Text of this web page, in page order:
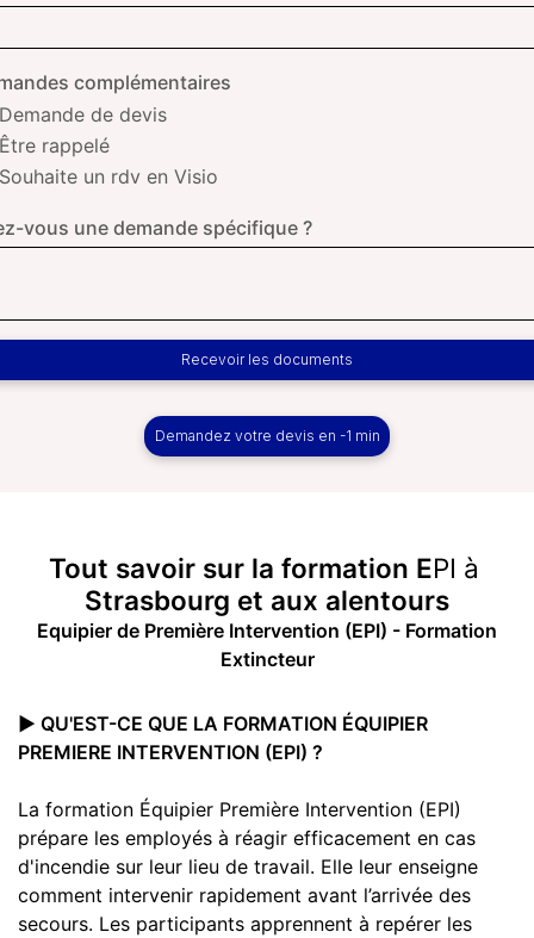
complémentaires
Demande de devis
Être rappelé
Souhaite un rdv en Visio
vous une demande spécifique ?
Recevoir les documents
Demandez votre devis en -1 min
Tout savoir sur la formation EPI à
Strasbourg et aux alentours
Equipier de Première Intervention (EPI) - Formation
Extincteur
▶️ QU'EST-CE QUE LA FORMATION ÉQUIPIER
PREMIERE INTERVENTION (EPI) ?
La formation Équipier Première Intervention (EPI)
prépare les employés à réagir efficacement en cas
d'incendie sur leur lieu de travail. Elle leur enseigne
comment intervenir rapidement avant l’arrivée des
secours. Les participants apprennent à repérer les